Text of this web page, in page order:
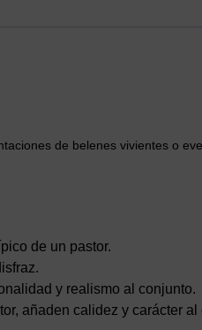
de belenes vivientes o
de un pastor.
y realismo al conjunto.
añaden calidez y carácter al